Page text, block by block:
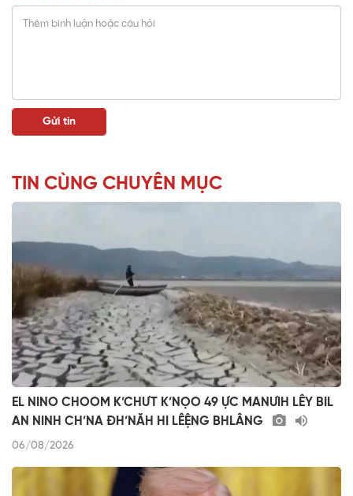
TIN CÙNG CHUYÊN MỤC
EL NINO CHOOM K’CHƯT K’NỌO 49 ỰC MANƯIH LÊY BIL
AN NINH CH’NA ĐH’NĂH HI LÊỆNG BHLÂNG
06/08/2026